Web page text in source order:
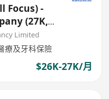
Focus) -
(27K,
Limited
療及牙科保險
$26K-27K/月